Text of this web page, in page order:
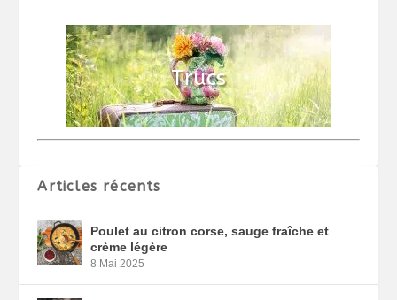
Articles récents
Poulet au citron corse, sauge fraîche et
crème légère
8 Mai 2025